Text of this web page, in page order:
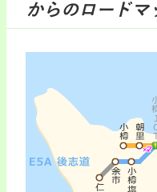
からのロードマ